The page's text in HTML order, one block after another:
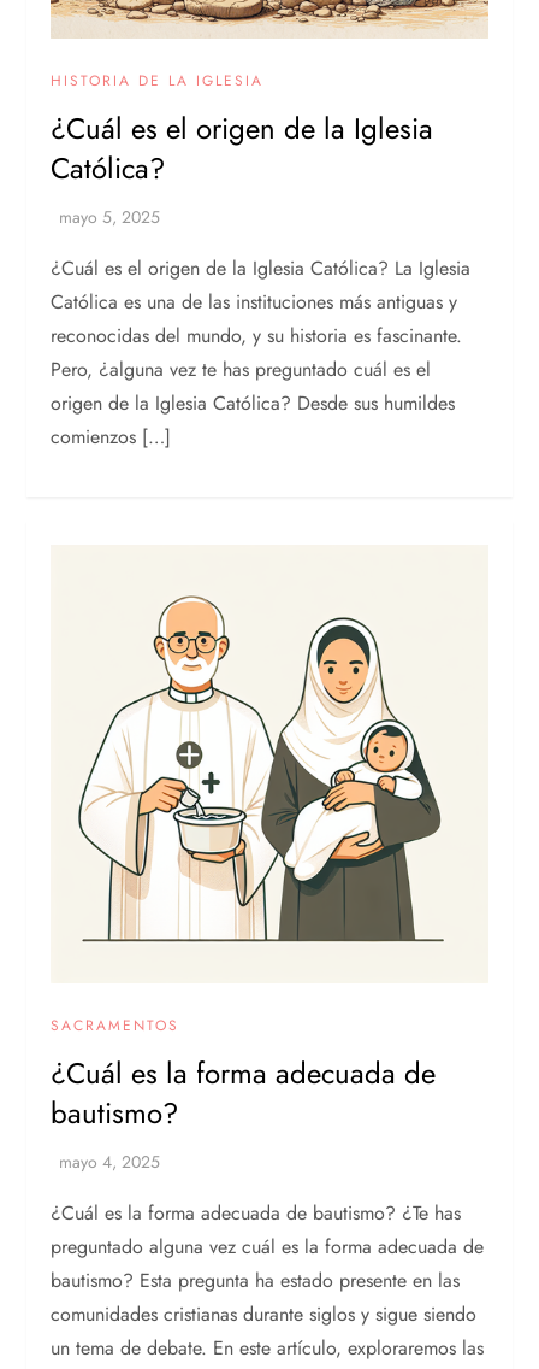
HISTORIA DE LA IGLESIA
¿Cuál es el origen de la Iglesia
Católica?
¿Cuál es el origen de la Iglesia Católica? La Iglesia
Católica es una de las instituciones más antiguas y
reconocidas del mundo, y su historia es fascinante.
Pero, ¿alguna vez te has preguntado cuál es el
origen de la Iglesia Católica? Desde sus humildes
comienzos […]
SACRAMENTOS
¿Cuál es la forma adecuada de
bautismo?
¿Cuál es la forma adecuada de bautismo? ¿Te has
preguntado alguna vez cuál es la forma adecuada de
bautismo? Esta pregunta ha estado presente en las
comunidades cristianas durante siglos y sigue siendo
un tema de debate. En este artículo, exploraremos las